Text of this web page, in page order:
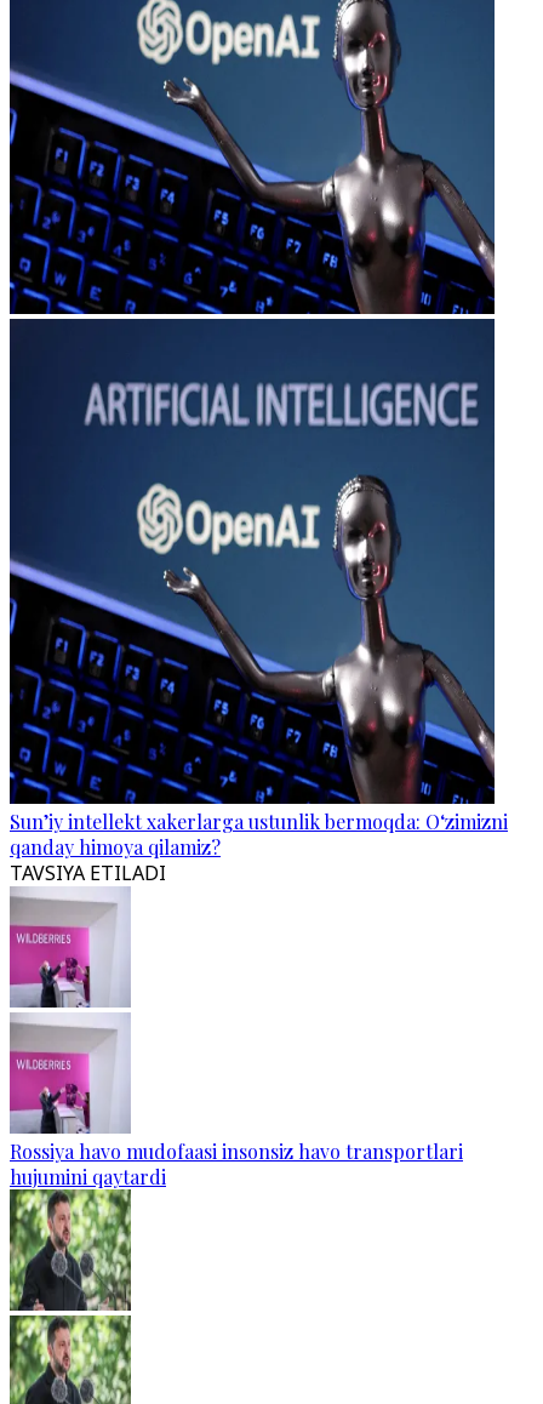
Sun’iy intellekt xakerlarga ustunlik bermoqda: O‘zimizni
qanday himoya qilamiz?
TAVSIYA ETILADI
Rossiya havo mudofaasi insonsiz havo transportlari
hujumini qaytardi